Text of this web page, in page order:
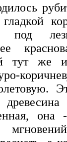
под
тут же
она